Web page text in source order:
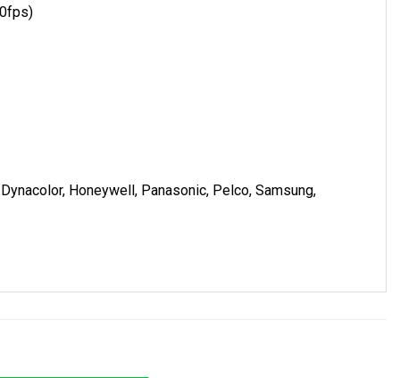
Honeywell, Panasonic, Pelco, Samsung,